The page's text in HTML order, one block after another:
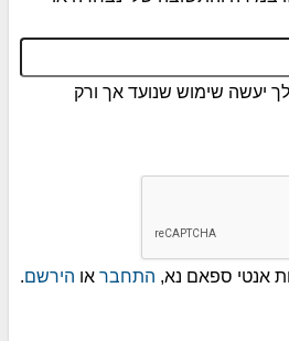
יעשה שימוש שנועד אך ורק
אנטי ספאם נא, התחבר או הירשם.